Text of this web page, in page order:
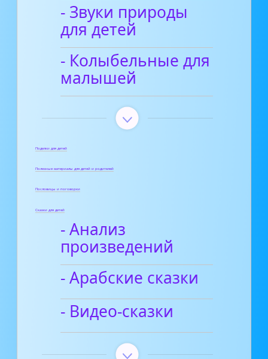
- Звуки природы
для детей
- Колыбельные для
малышей
Поделки для детей
Полезные материалы для детей и родителей
Пословицы и поговорки
Сказки для детей
- Анализ
произведений
- Арабские сказки
- Видео-сказки